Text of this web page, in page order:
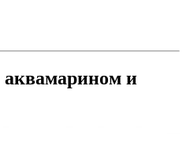
аквамарином и